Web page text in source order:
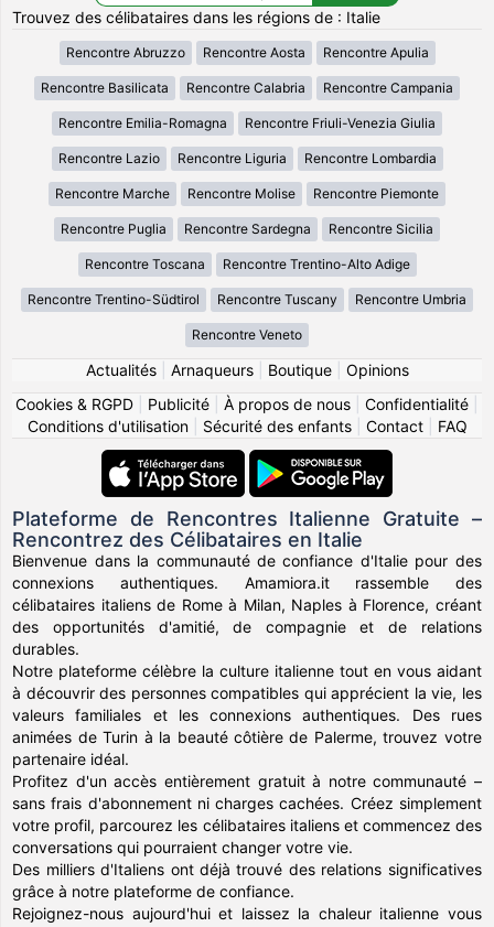
Trouvez des célibataires dans les régions de : Italie
Rencontre Abruzzo Rencontre Aosta Rencontre Apulia
Rencontre Basilicata Rencontre Calabria Rencontre Campania
Rencontre Emilia-Romagna Rencontre Friuli-Venezia Giulia
Rencontre Lazio Rencontre Liguria Rencontre Lombardia
Rencontre Marche Rencontre Molise Rencontre Piemonte
Rencontre Puglia Rencontre Sardegna Rencontre Sicilia
Rencontre Toscana Rencontre Trentino-Alto Adige
Rencontre Trentino-Südtirol Rencontre Tuscany Rencontre Umbria
Rencontre Veneto
Actualités| Arnaqueurs| Boutique| Opinions
Cookies & RGPD
Publicité À propos de nous Confidentialité
Conditions d'utilisation| Sécurité des enfants| Contact| FAQ
Plateforme de Rencontres Italienne Gratuite –
Rencontrez des Célibataires en Italie
Bienvenue dans la communauté de confiance d'Italie pour des
connexions authentiques. Amamiora.it rassemble des
célibataires italiens de Rome à Milan, Naples à Florence, créant
des opportunités d'amitié, de compagnie et de relations
durables.
Notre plateforme célèbre la culture italienne tout en vous aidant
à découvrir des personnes compatibles qui apprécient la vie, les
valeurs familiales et les connexions authentiques. Des rues
animées de Turin à la beauté côtière de Palerme, trouvez votre
partenaire idéal.
Profitez d'un accès entièrement gratuit à notre communauté –
sans frais d'abonnement ni charges cachées. Créez simplement
votre profil, parcourez les célibataires italiens et commencez des
conversations qui pourraient changer votre vie.
Des milliers d'Italiens ont déjà trouvé des relations significatives
grâce à notre plateforme de confiance.
Rejoignez-nous aujourd'hui et laissez la chaleur italienne vous